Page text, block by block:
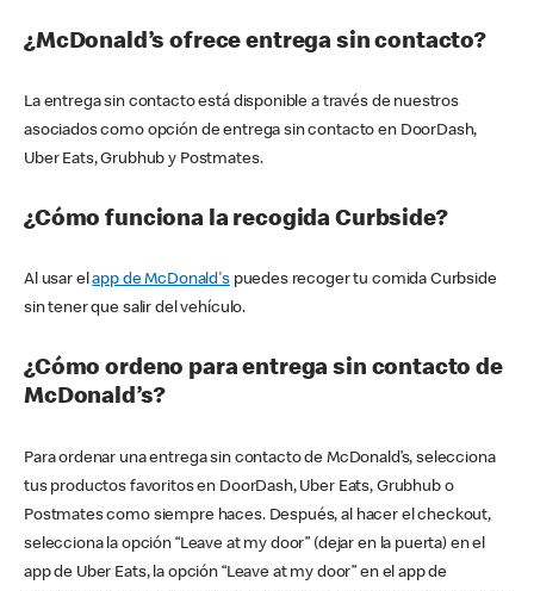
¿McDonald’s ofrece entrega sin contacto?
La entrega sin contacto está disponible a través de nuestros
asociados como opción de entrega sin contacto en DoorDash,
Uber Eats, Grubhub y Postmates.
¿Cómo funciona la recogida Curbside?
Al usar elapp de McDonald'spuedes recoger tu comida Curbside
sin tener que salir del vehículo.
¿Cómo ordeno para entrega sin contacto de
McDonald’s?
Para ordenar una entrega sin contacto de McDonald’s, selecciona
tus productos favoritos en DoorDash, Uber Eats, Grubhub o
Postmates como siempre haces. Después, al hacer el checkout,
selecciona la opción “Leave at my door” (dejar en la puerta) en el
app de Uber Eats, la opción “Leave at my door” en el app de